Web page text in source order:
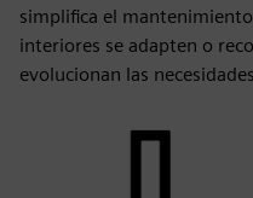
simplifica el
interiores se adapten o
evolucionan las